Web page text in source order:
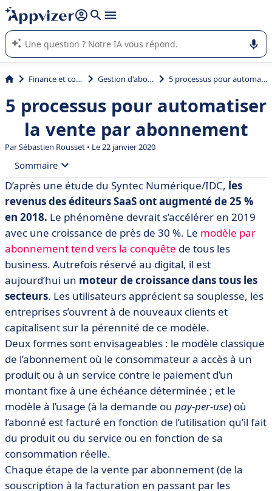
répondre (plusieurs lignes avec
L'IA de Appvizer vous guide dans l'utilisation ou la sélection de
logiciel SaaS en entreprise.
Finance et comptabilité Gestion d'abonnements 5 processus pour automatiser la vente par abonnement
5 processus pour automatiser
la vente par abonnement
ParSébastien Rousset • Le 22 janvier 2020
Sommaire
• 1. La souscription
• 2. Le paiement et la facturation
• 3. La facturation à l’usage
• 4. La gestion des licences ou « provisioning »
• 5. La notification
• Pour conclure…
D’après une étude du Syntec Numérique/IDC, les
revenus des éditeurs SaaS ont augmenté de 25 %
en 2018. Le phénomène devrait s’accélérer en 2019
avec une croissance de près de 30 %. Le modèle par
abonnement tend vers la conquête de tous les
business. Autrefois réservé au digital, il est
aujourd’hui un moteur de croissance dans tous les
secteurs. Les utilisateurs apprécient sa souplesse, les
entreprises s’ouvrent à de nouveaux clients et
capitalisent sur la pérennité de ce modèle.
Deux formes sont envisageables : le modèle classique
de l’abonnement où le consommateur a accès à un
produit ou à un service contre le paiement d’un
montant fixe à une échéance déterminée ; et le
modèle à l’usage (à la demande ou pay-per-use) où
l’abonné est facturé en fonction de l’utilisation qu’il fait
du produit ou du service ou en fonction de sa
consommation réelle.
Chaque étape de la vente par abonnement (de la
souscription à la facturation en passant par les